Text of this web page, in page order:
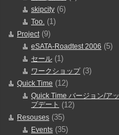
skipcity (6)
Too. (1)
Project(9)
eSATA-Roadtest 2006 (5)
セール (1)
ワークショップ(3)
Quick Time (12)
Quick Time バージョン/アッ
プデート (12)
Resouses (35)
Events (35)